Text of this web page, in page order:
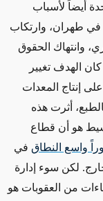
أيضاً لأسباب
في طهران، وارتكاب
وانتهاك الحقوق
الهدف تغيير
إنتاج المعدات
أثرت هذه
هو أن قطاع
واسع النطاق في
لكن سوء إدارة
من العقوبات هو